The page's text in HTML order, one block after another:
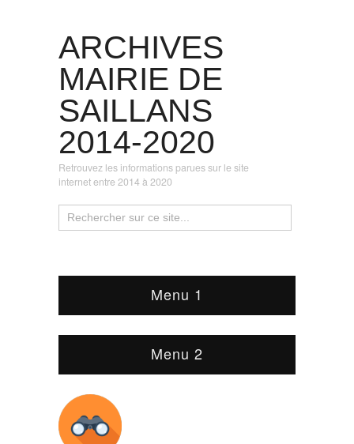
ARCHIVES
MAIRIE DE
SAILLANS
2014-2020
Retrouvez les informations parues sur le site
internet entre 2014 à 2020
Menu 1
Menu 2